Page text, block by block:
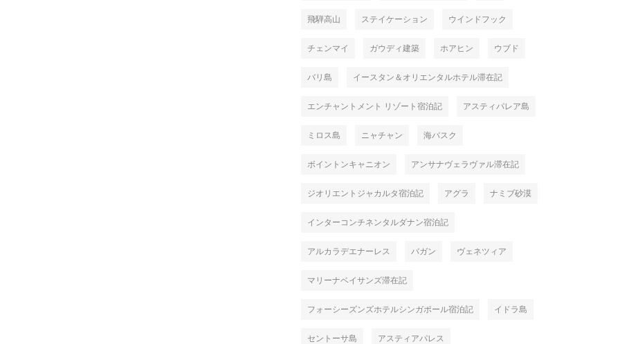
飛騨高山 ステイケーション ウインドフック
チェンマイ ガウディ建築 ホアヒン ウブド
バリ島 イースタン＆オリエンタルホテル滞在記
エンチャントメント リゾート宿泊記 アスティパレア島
ミロス島 ニャチャン 海バスク
ボイントンキャニオン アンサナヴェラヴァル滞在記
ジオリエントジャカルタ宿泊記 アグラ ナミブ砂漠
インターコンチネンタルダナン宿泊記
アルカラデエナーレス バガン ヴェネツィア
マリーナベイサンズ滞在記
フォーシーズンズホテルシンガポール宿泊記 イドラ島
セントーサ島 アスティアパレス